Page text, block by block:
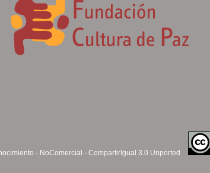
- NoComercial - CompartirIgual 3.0 Unported